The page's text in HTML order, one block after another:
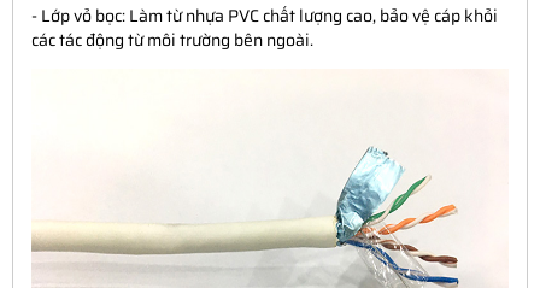
- Lớp vỏ bọc: Làm từ nhựa PVC chất lượng cao, bảo vệ cáp khỏi
các tác động từ môi trường bên ngoài.